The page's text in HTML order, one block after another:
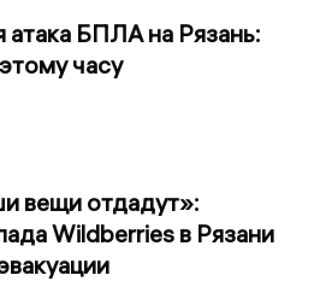
атака БПЛА на Рязань:
часу
вещи отдадут»:
Wildberries в Рязани